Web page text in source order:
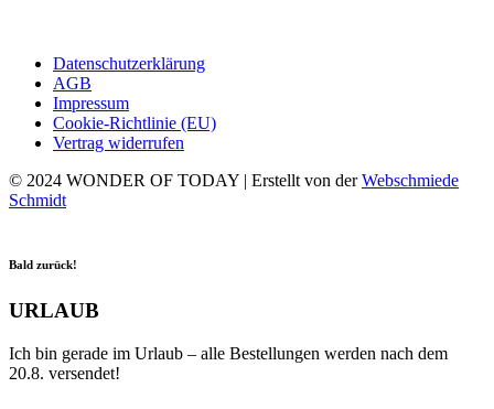
Datenschutzerklärung
AGB
Impressum
Cookie-Richtlinie (EU)
Vertrag widerrufen
© 2024 WONDER OF TODAY | Erstellt von derWebschmiede
Schmidt
Bald zurück!
URLAUB
Ich bin gerade im Urlaub – alle Bestellungen werden nach dem
20.8. versendet!